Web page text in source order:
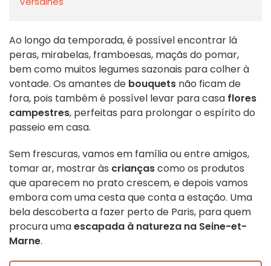
Ao longo da temporada, é possível encontrar lá
peras, mirabelas, framboesas, maçãs do pomar,
bem como muitos legumes sazonais para colher à
vontade. Os amantes de bouquets não ficam de
fora, pois também é possível levar para casa flores
campestres, perfeitas para prolongar o espírito do
passeio em casa.
Sem frescuras, vamos em família ou entre amigos,
tomar ar, mostrar às criançascomo os produtos
que aparecem no prato crescem, e depois vamos
embora com uma cesta que conta a estação. Uma
bela descoberta a fazer perto de Paris, para quem
procura umaescapada à natureza na Seine-et-
Marne.